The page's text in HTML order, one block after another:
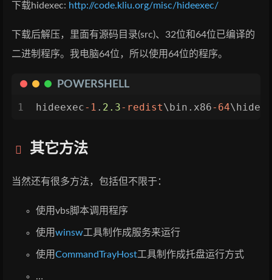
下载hidexec: http://code.kliu.org/misc/hideexec/
下载后解压，里面有源码目录(src)、32位和64位已编译的
二进制程序。我电脑64位，所以使用64位的程序。
POWERSHELL
1
hideexec-1 . 2.3-redist\bin.x86-64
其它方法
当然还有很多方法，包括但不限于：
使用vbs脚本调用程序
使用winsw工具制作成服务来运行
使用CommandTrayHost工具制作成托盘运行方式
…